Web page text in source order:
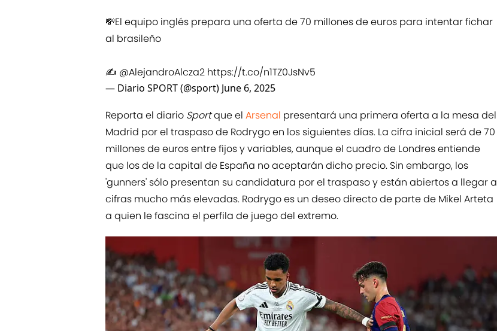
💸El equipo inglés prepara una oferta de 70 millones de euros para intentar fichar
al brasileño
✍️ @AlejandroAlcza2 https://t.co/n1TZ0JsNv5
— Diario SPORT (@sport) June 6, 2025
Reporta el diario Sportque el Arsenal presentará una primera oferta a la mesa del
Madrid por el traspaso de Rodrygo en los siguientes días. La cifra inicial será de 70
millones de euros entre fijos y variables, aunque el cuadro de Londres entiende
que los de la capital de España no aceptarán dicho precio. Sin embargo, los
'gunners' sólo presentan su candidatura por el traspaso y están abiertos a llegar a
cifras mucho más elevadas. Rodrygo es un deseo directo de parte de Mikel Arteta
a quien le fascina el perfila de juego del extremo.